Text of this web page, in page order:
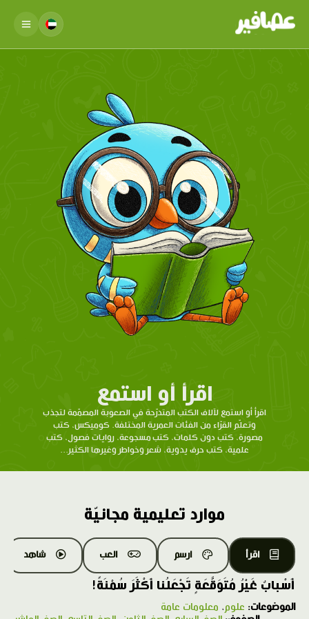
اقرأ أو استمع
اقرأ أو استمع لآلاف الكتب المتدرّحة في الصعوبة المصمّمة لتجذب
وتعلّم القرّاء من الفئات العمرية المختلفة. كوميكس، كتب
مصورة، كتب دون كلمات، كتب مسجوعة، روايات فصول، كتب
علمية، كتب حرف يدوية، شعر وخواطر وغيرها الكثير...
موارد تعليمية مجانيّة
اقرأ ارسم العب شاهد
أَسْبابٌ غَيْرُ مُتَوَقَّعَةٍ تَجْعَلُنا أَكْثَرَ سُمْنَةً!
الموضوعات: علوم، معلومات عامة